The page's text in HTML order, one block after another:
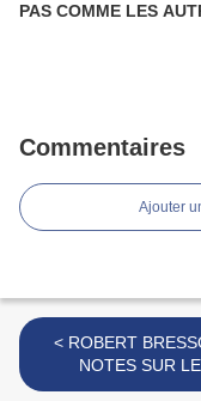
PAS COMME LES
Commentaires
Ajouter
< ROBERT BRESSON,
NOTES SUR LE